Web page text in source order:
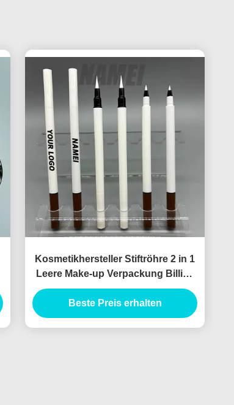
Kosmetikhersteller Stiftröhre 2 in 1
Leere Make-up Verpackung Billige
Flüssigkeit Eyeliner Bleistiftröhre
Beste Preis erhalten